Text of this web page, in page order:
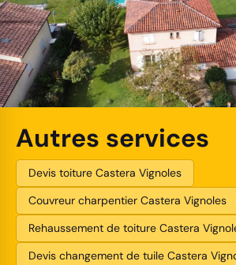
Autres services
Devis toiture Castera Vignoles
Couvreur charpentier Castera Vignoles
Rehaussement de toiture Castera
Devis changement de tuile Castera